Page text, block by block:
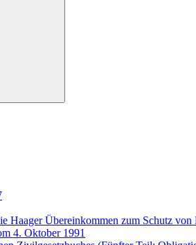
Haager Übereinkommen zum Schutz
4. Oktober 1991